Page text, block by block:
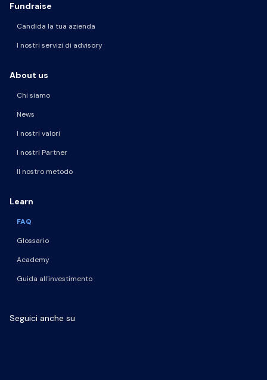
Fundraise
Candida la tua azienda
I nostri servizi di advisory
About us
Chi siamo
News
I nostri valori
I nostri Partner
Il nostro metodo
Learn
FAQ
Glossario
Academy
Guida all'investimento
Seguici anche su